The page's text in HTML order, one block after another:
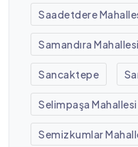
Saadetdere
Samandıra Mahallesi
Sancaktepe
Selimpaşa Mahallesi
Semizkumlar